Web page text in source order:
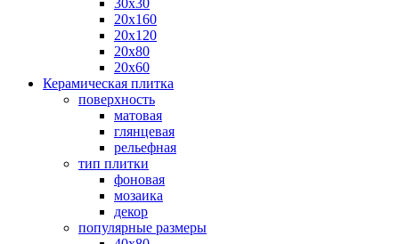
30х30
20х160
20х120
20х80
20х60
Керамическая плитка
поверхность
матовая
глянцевая
рельефная
тип плитки
фоновая
мозаика
декор
популярные размеры